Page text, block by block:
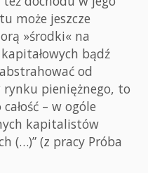
może jeszcze
»środki« na
bądź
od
pieniężnego, to
– w ogóle
kapitalistów
(…)” (z pracy Próba